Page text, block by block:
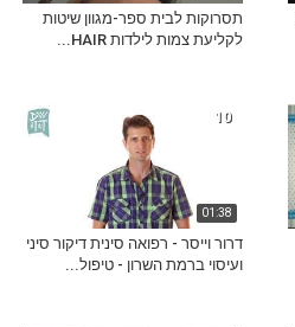
תסרוקות לבית ספר-מגוון שיטות
לקליעת צמות לילדות HAIR...
01:38
10
דרור וייסר - רפואה סינית דיקור סיני
ועיסוי ברמת השרון - טיפול...